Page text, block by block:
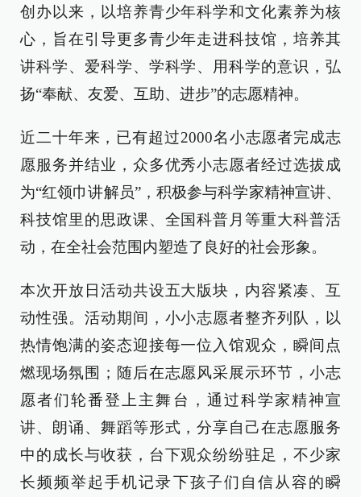
创办以来，以培养青少年科学和文化素养为核
心，旨在引导更多青少年走进科技馆，培养其
讲科学、爱科学、学科学、用科学的意识，弘
扬“奉献、友爱、互助、进步”的志愿精神。
近二十年来，已有超过2000名小志愿者完成志
愿服务并结业，众多优秀小志愿者经过选拔成
为“红领巾讲解员”，积极参与科学家精神宣讲、
科技馆里的思政课、全国科普月等重大科普活
动，在全社会范围内塑造了良好的社会形象。
本次开放日活动共设五大版块，内容紧凑、互
动性强。活动期间，小小志愿者整齐列队，以
热情饱满的姿态迎接每一位入馆观众，瞬间点
燃现场氛围；随后在志愿风采展示环节，小志
愿者们轮番登上主舞台，通过科学家精神宣
讲、朗诵、舞蹈等形式，分享自己在志愿服务
中的成长与收获，台下观众纷纷驻足，不少家
长频频举起手机记录下孩子们自信从容的瞬